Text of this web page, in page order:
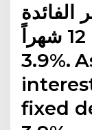
الفائدة
على الودائع الثابتة لمدة 12 شهراً
3.9%. As a result, the
fixed